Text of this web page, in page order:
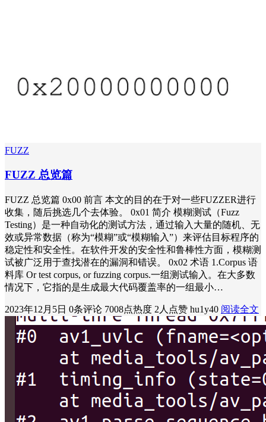
FUZZ
FUZZ 总览篇
FUZZ 总览篇 0x00 前言 本文的目的在于对一些FUZZER进行
收集，随后挑选几个去体验。 0x01 简介 模糊测试（Fuzz
Testing）是一种自动化的测试方法，通过输入大量的随机、无
效或异常数据（称为“模糊”或“模糊输入”）来评估目标程序的
稳定性和安全性。在软件开发的安全性和鲁棒性方面，模糊测
试被广泛用于查找潜在的漏洞和错误。 0x02 术语 1.Corpus 语
料库 Or test corpus, or fuzzing corpus.一组测试输入。在大多数
情况下，它指的是生成最大代码覆盖率的一组最小…
2023年12月5日 0条评论 7008点热度 2人点赞 hu1y40 阅读全文